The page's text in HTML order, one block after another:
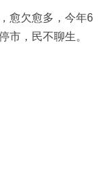
愈欠愈多，今年6
市，民不聊生。